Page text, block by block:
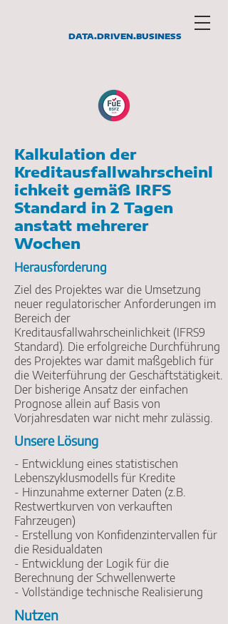
DATA.DRIVEN.BUSINESS
Kalkulation der
Kreditausfallwahrscheinl
ichkeit gemäß IRFS
Standard in 2 Tagen
anstatt mehrerer
Wochen
Herausforderung
Ziel des Projektes war die Umsetzung
neuer regulatorischer Anforderungen im
Bereich der
Kreditausfallwahrscheinlichkeit (IFRS9
Standard). Die erfolgreiche Durchführung
des Projektes war damit maßgeblich für
die Weiterführung der Geschäftstätigkeit.
Der bisherige Ansatz der einfachen
Prognose allein auf Basis von
Vorjahresdaten war nicht mehr zulässig.
Unsere Lösung
- Entwicklung eines statistischen
Lebenszyklusmodells für Kredite
- Hinzunahme externer Daten (z.B.
Restwertkurven von verkauften
Fahrzeugen)
- Erstellung von Konfidenzintervallen für
die Residualdaten
- Entwicklung der Logik für die
Berechnung der Schwellenwerte
- Vollständige technische Realisierung
Nutzen